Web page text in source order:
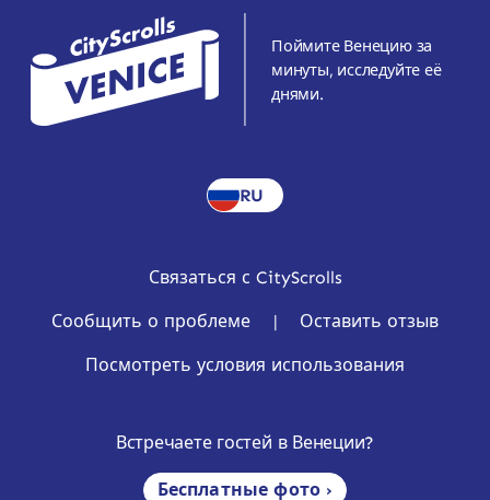
Поймите Венецию за
минуты, исследуйте её
днями.
RU
Связаться с CityScrolls
Сообщить о проблеме | Оставить отзыв
Посмотреть условия использования
Встречаете гостей в Венеции?
Бесплатные фото ›